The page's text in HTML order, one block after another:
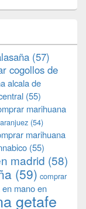
(57)
cogollos de
alcala de
(55)
marihuana
(54)
marihuana
(55)
madrid (58)
(59) comprar
mano en
getafe